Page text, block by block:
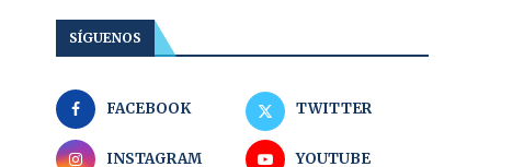
SÍGUENOS
FACEBOOK TWITTER
INSTAGRAM YOUTUBE